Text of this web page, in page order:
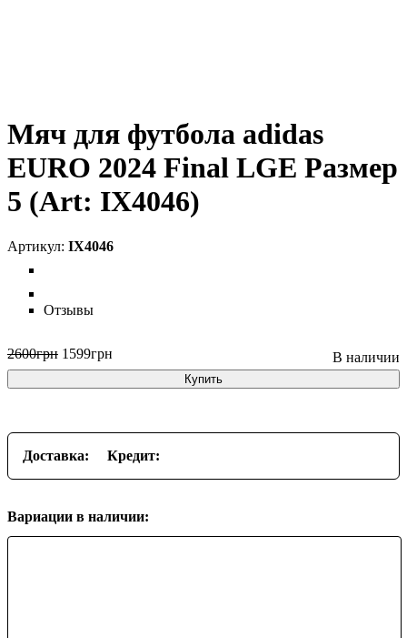
Мяч для футбола adidas
EURO 2024 Final LGE Размер
5 (Art: IX4046)
IX4046
Отзывы
2600грн 1599грн
Купить
Доставка: Кредит:
Вариации в наличии: